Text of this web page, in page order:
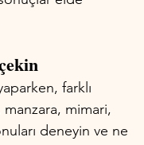
farklı
mimari,
deneyin ve ne